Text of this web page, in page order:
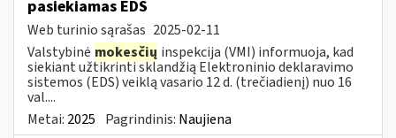
pasiekiamas EDS
Web turinio sąrašas 2025-02-11
Valstybinė mokesčių inspekcija (VMI) informuoja, kad
siekiant užtikrinti sklandžią Elektroninio deklaravimo
sistemos (EDS) veiklą vasario 12 d. (trečiadienį) nuo 16
val....
Metai: 2025 Pagrindinis: Naujiena